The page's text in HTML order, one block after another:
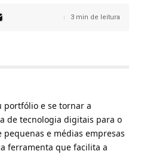
3 min de leitura
portfólio e se tornar a
de tecnologia digitais para o
pequenas e médias empresas
ferramenta que facilita a